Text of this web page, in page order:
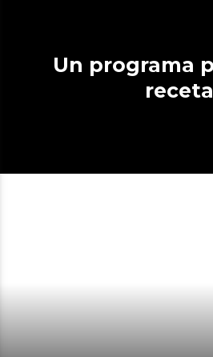
Un programa para cada
receta